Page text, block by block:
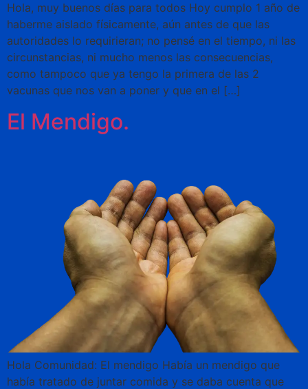
Hola, muy buenos días para todos Hoy cumplo 1 año de
haberme aislado físicamente, aún antes de que las
autoridades lo requirieran; no pensé en el tiempo, ni las
circunstancias, ni mucho menos las consecuencias,
como tampoco que ya tengo la primera de las 2
vacunas que nos van a poner y que en el […]
El Mendigo.
Hola Comunidad: El mendigo Había un mendigo que
había tratado de juntar comida y se daba cuenta que